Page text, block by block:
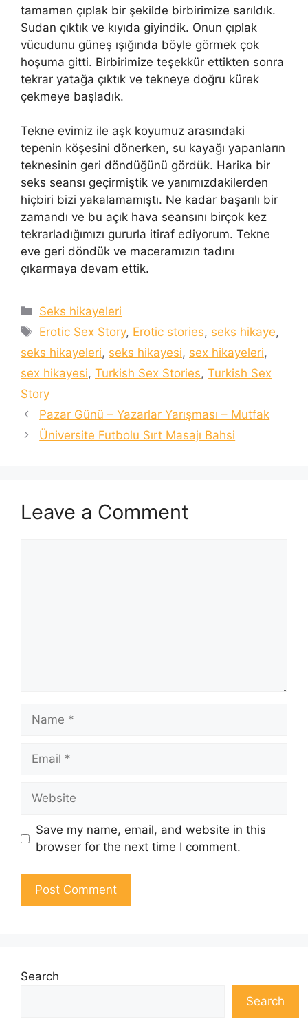
tamamen çıplak bir şekilde birbirimize sarıldık.
Sudan çıktık ve kıyıda giyindik. Onun çıplak
vücudunu güneş ışığında böyle görmek çok
hoşuma gitti. Birbirimize teşekkür ettikten sonra
tekrar yatağa çıktık ve tekneye doğru kürek
çekmeye başladık.
Tekne evimiz ile aşk koyumuz arasındaki
tepenin köşesini dönerken, su kayağı yapanların
teknesinin geri döndüğünü gördük. Harika bir
seks seansı geçirmiştik ve yanımızdakilerden
hiçbiri bizi yakalamamıştı. Ne kadar başarılı bir
zamandı ve bu açık hava seansını birçok kez
tekrarladığımızı gururla itiraf ediyorum. Tekne
eve geri döndük ve maceramızın tadını
çıkarmaya devam ettik.
Categories
Seks hikayeleri
Tags
Erotic Sex Story, Erotic stories, seks hikaye,
seks hikayeleri, seks hikayesi, sex hikayeleri,
sex hikayesi, Turkish Sex Stories, Turkish Sex
Story
Pazar Günü – Yazarlar Yarışması – Mutfak
Üniversite Futbolu Sırt Masajı Bahsi
Leave a Comment
Name
Email
Website
Save my name, email, and website in this
browser for the next time I comment.
Search
Search